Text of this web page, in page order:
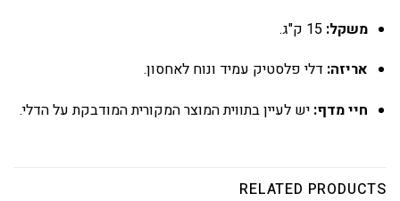
משקל:
אריזה: דלי פלסטיק עמיד ונוח לאחסון.
חיי מדף: יש לעיין בתווית המוצר המקורית המודבקת על הדלי.
RELATED PRODUCTS